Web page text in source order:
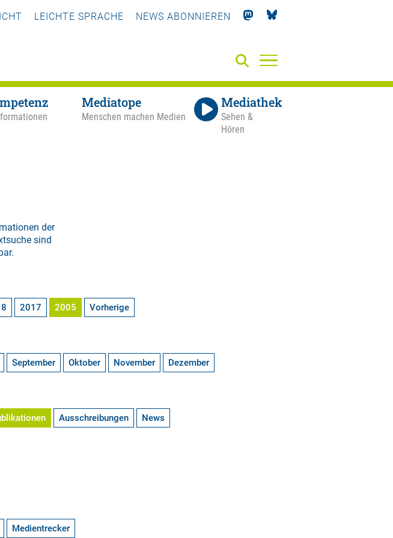
LEICHTE SPRACHE NEWS ABONNIEREN
Mediatope
Menschen machen Medien
Mediathek
Sehen &
Hören
der
sind
2017 2005 Vorherige
September Oktober November Dezember
Ausschreibungen News
Medientrecker